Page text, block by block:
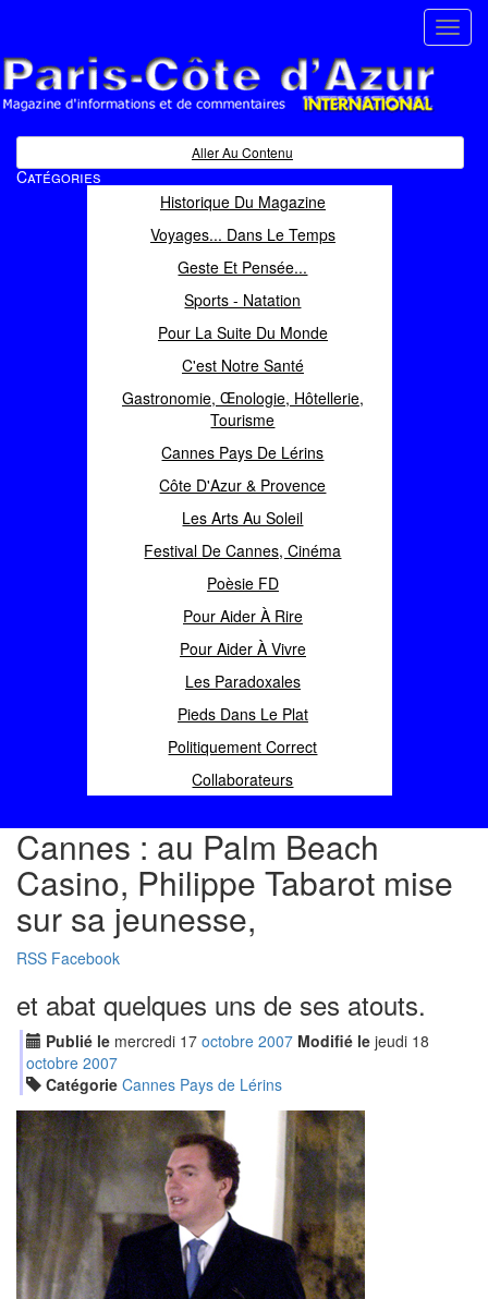
Magazine d'informations et de commentaires
Aller Au Contenu
Catégories
Historique Du Magazine
Voyages... Dans Le Temps
Geste Et Pensée...
Sports - Natation
Pour La Suite Du Monde
C'est Notre Santé
Gastronomie, Œnologie, Hôtellerie,
Tourisme
Cannes Pays De Lérins
Côte D'Azur & Provence
Les Arts Au Soleil
Festival De Cannes, Cinéma
Poèsie FD
Pour Aider À Rire
Pour Aider À Vivre
Les Paradoxales
Pieds Dans Le Plat
Politiquement Correct
Collaborateurs
Cannes : au Palm Beach
Casino, Philippe Tabarot mise
sur sa jeunesse,
RSS Facebook
et abat quelques uns de ses atouts.
Publié le mercredi 17 octobre 2007 Modifié le jeudi 18
octobre 2007
Catégorie Cannes Pays de Lérins